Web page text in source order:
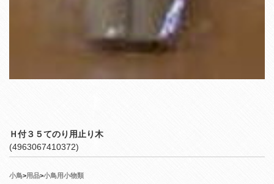
Ｈ付３５てのり用止り木
(4963067410372)
小鳥>用品>小鳥用小物類